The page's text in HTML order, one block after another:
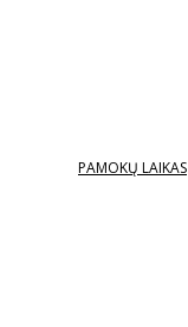
PAMOKŲ LAIKAS